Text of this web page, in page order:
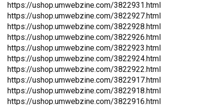
https://ushop.umwebzine.com/3822931.html
https://ushop.umwebzine.com/3822927.html
https://ushop.umwebzine.com/3822928.html
https://ushop.umwebzine.com/3822926.html
https://ushop.umwebzine.com/3822923.html
https://ushop.umwebzine.com/3822924.html
https://ushop.umwebzine.com/3822922.html
https://ushop.umwebzine.com/3822917.html
https://ushop.umwebzine.com/3822918.html
https://ushop.umwebzine.com/3822916.html